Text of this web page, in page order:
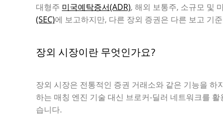
대형주 미국예탁증서(ADR), 해외 보통주, 소규모 및
(SEC)에 보고하지만, 다른 장외 증권은 다른 보고 기
장외 시장이란 무엇인가요?
장외 시장은 전통적인 증권 거래소와 같은 기능을 하
하는 매칭 엔진 기술 대신 브로커-딜러 네트워크를
습니다.